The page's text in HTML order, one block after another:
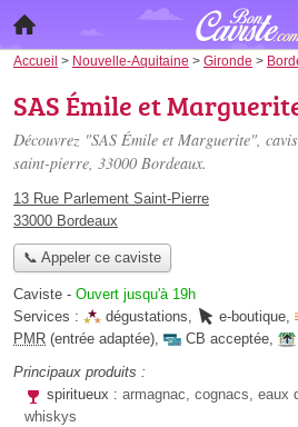
Accueil > Nouvelle-Aquitaine > Gironde >
SAS Émile et
Découvrez "SAS Émile et Marguerite",
saint-pierre, 33000 Bordeaux.
13 Rue Parlement Saint-Pierre
33000 Bordeaux
📞 Appeler ce caviste
Caviste - Ouvert jusqu'à 19h
Services :
dégustations, e-boutique,
PMR (entrée adaptée), CB acceptée,
Principaux produits :
spiritueux : armagnac, cognacs, eaux
whiskys